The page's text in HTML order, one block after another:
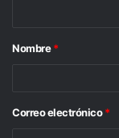
r
Nombre*
Correo electrónico*